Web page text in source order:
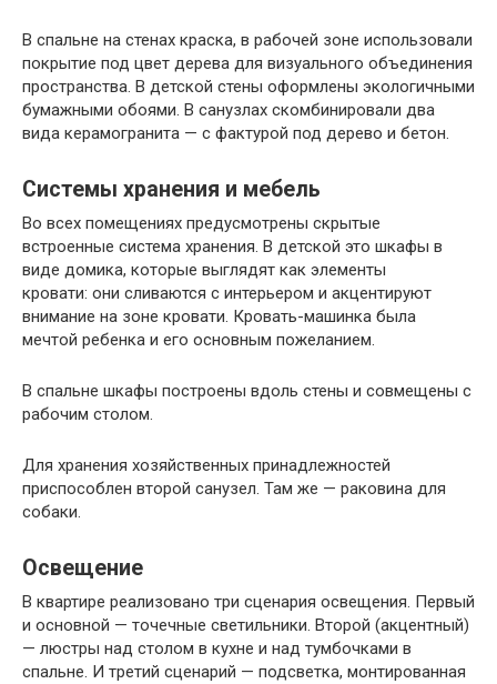
В спальне на стенах краска, в рабочей зоне использовали
покрытие под цвет дерева для визуального объединения
пространства. В детской стены оформлены экологичными
бумажными обоями. В санузлах скомбинировали два
вида керамогранита — с фактурой под дерево и бетон.
Системы хранения и мебель
Во всех помещениях предусмотрены скрытые
встроенные система хранения. В детской это шкафы в
виде домика, которые выглядят как элементы
кровати: они сливаются с интерьером и акцентируют
внимание на зоне кровати. Кровать-машинка была
мечтой ребенка и его основным пожеланием.
В спальне шкафы построены вдоль стены и совмещены с
рабочим столом.
Для хранения хозяйственных принадлежностей
приспособлен второй санузел. Там же — раковина для
собаки.
Освещение
В квартире реализовано три сценария освещения. Первый
и основной — точечные светильники. Второй (акцентный)
— люстры над столом в кухне и над тумбочками в
спальне. И третий сценарий — подсветка, монтированная